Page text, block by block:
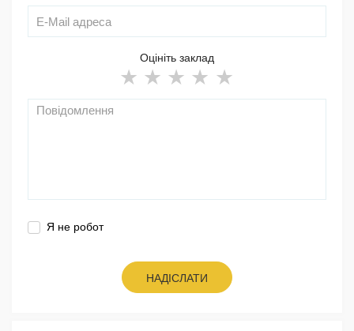
Оцініть заклад
Я не робот
НАДІСЛАТИ